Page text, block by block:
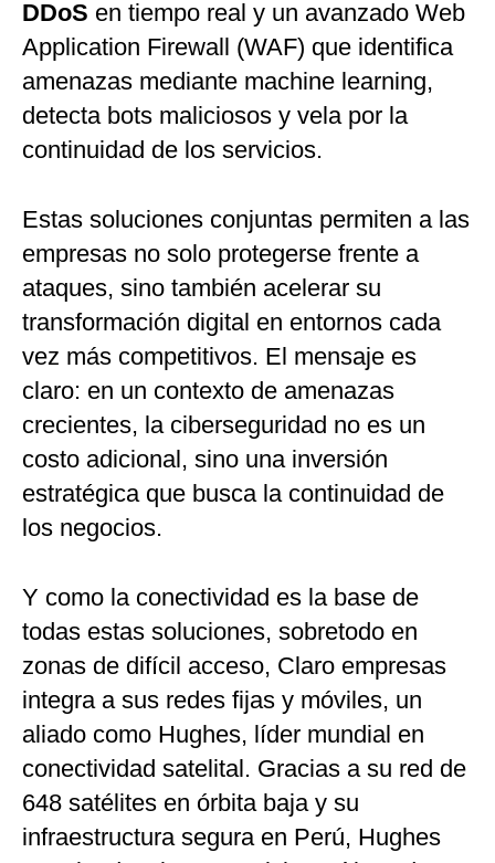
DDoS en tiempo real y un avanzado Web
Application Firewall (WAF) que identifica
amenazas mediante machine learning,
detecta bots maliciosos y vela por la
continuidad de los servicios.
Estas soluciones conjuntas permiten a las
empresas no solo protegerse frente a
ataques, sino también acelerar su
transformación digital en entornos cada
vez más competitivos. El mensaje es
claro: en un contexto de amenazas
crecientes, la ciberseguridad no es un
costo adicional, sino una inversión
estratégica que busca la continuidad de
los negocios.
Y como la conectividad es la base de
todas estas soluciones, sobretodo en
zonas de difícil acceso, Claro empresas
integra a sus redes fijas y móviles, un
aliado como Hughes, líder mundial en
conectividad satelital. Gracias a su red de
648 satélites en órbita baja y su
infraestructura segura en Perú, Hughes